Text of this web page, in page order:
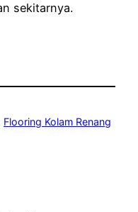
sekitarnya.
Flooring Kolam Renang